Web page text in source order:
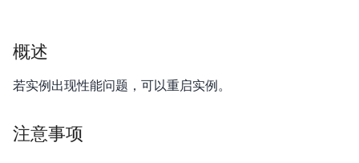
RDS
概述
若实例出现性能问题，可以重启实例。
注意事项